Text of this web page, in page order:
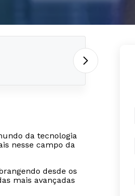
da tecnologia
nesse campo da
desde os
mais avançadas